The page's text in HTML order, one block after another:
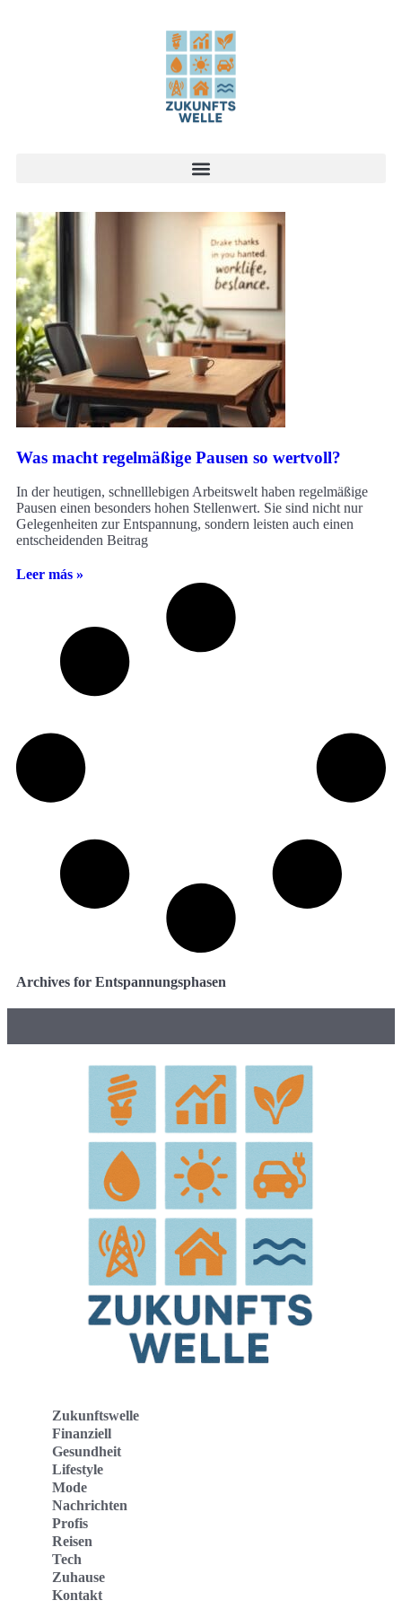
Was macht regelmäßige Pausen so wertvoll?
In der heutigen, schnelllebigen Arbeitswelt haben regelmäßige
Pausen einen besonders hohen Stellenwert. Sie sind nicht nur
Gelegenheiten zur Entspannung, sondern leisten auch einen
entscheidenden Beitrag
Leer más »
Archives for Entspannungsphasen
Zukunftswelle
Finanziell
Gesundheit
Lifestyle
Mode
Nachrichten
Profis
Reisen
Tech
Zuhause
Kontakt